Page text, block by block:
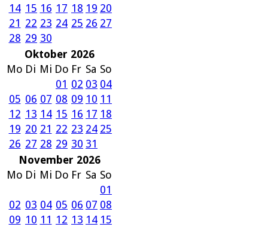
14 15 16 17 18 19 20
21 22 23 24 25 26 27
28 29 30
Oktober 2026
Mo Di Mi Do Fr Sa So
01 02 03 04
05 06 07 08 09 10 11
12 13 14 15 16 17 18
19 20 21 22 23 24 25
26 27 28 29 30 31
November 2026
Mo Di Mi Do Fr Sa So
01
02 03 04 05 06 07 08
09 10 11 12 13 14 15